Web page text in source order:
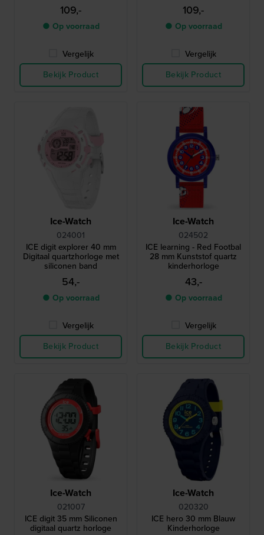
109,-
● Op voorraad
Vergelijk
Bekijk Product
My geolocatie-functionaliteit
109,-
● Op voorraad
Vergelijk
Bekijk Product
Ice-Watch
024001
ICE digit explorer 40 mm
Digitaal quartzhorloge met
siliconen band
54,-
● Op voorraad
Vergelijk
Bekijk Product
Ice-Watch
024502
ICE learning - Red Footbal
28 mm Kunststof quartz
kinderhorloge
43,-
● Op voorraad
Vergelijk
Bekijk Product
Ice-Watch
021007
ICE digit 35 mm Siliconen
digitaal quartz horloge
Ice-Watch
020320
ICE hero 30 mm Blauw
Kinderhorloge